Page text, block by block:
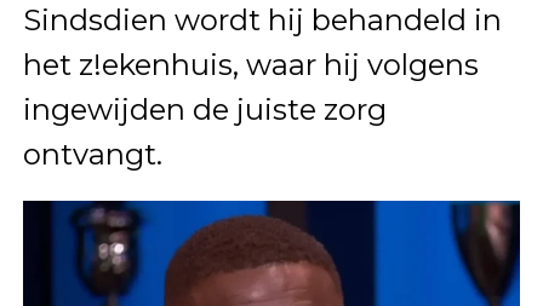
Sindsdien wordt hij behandeld in
het z!ekenhuis, waar hij volgens
ingewijden de juiste zorg
ontvangt.